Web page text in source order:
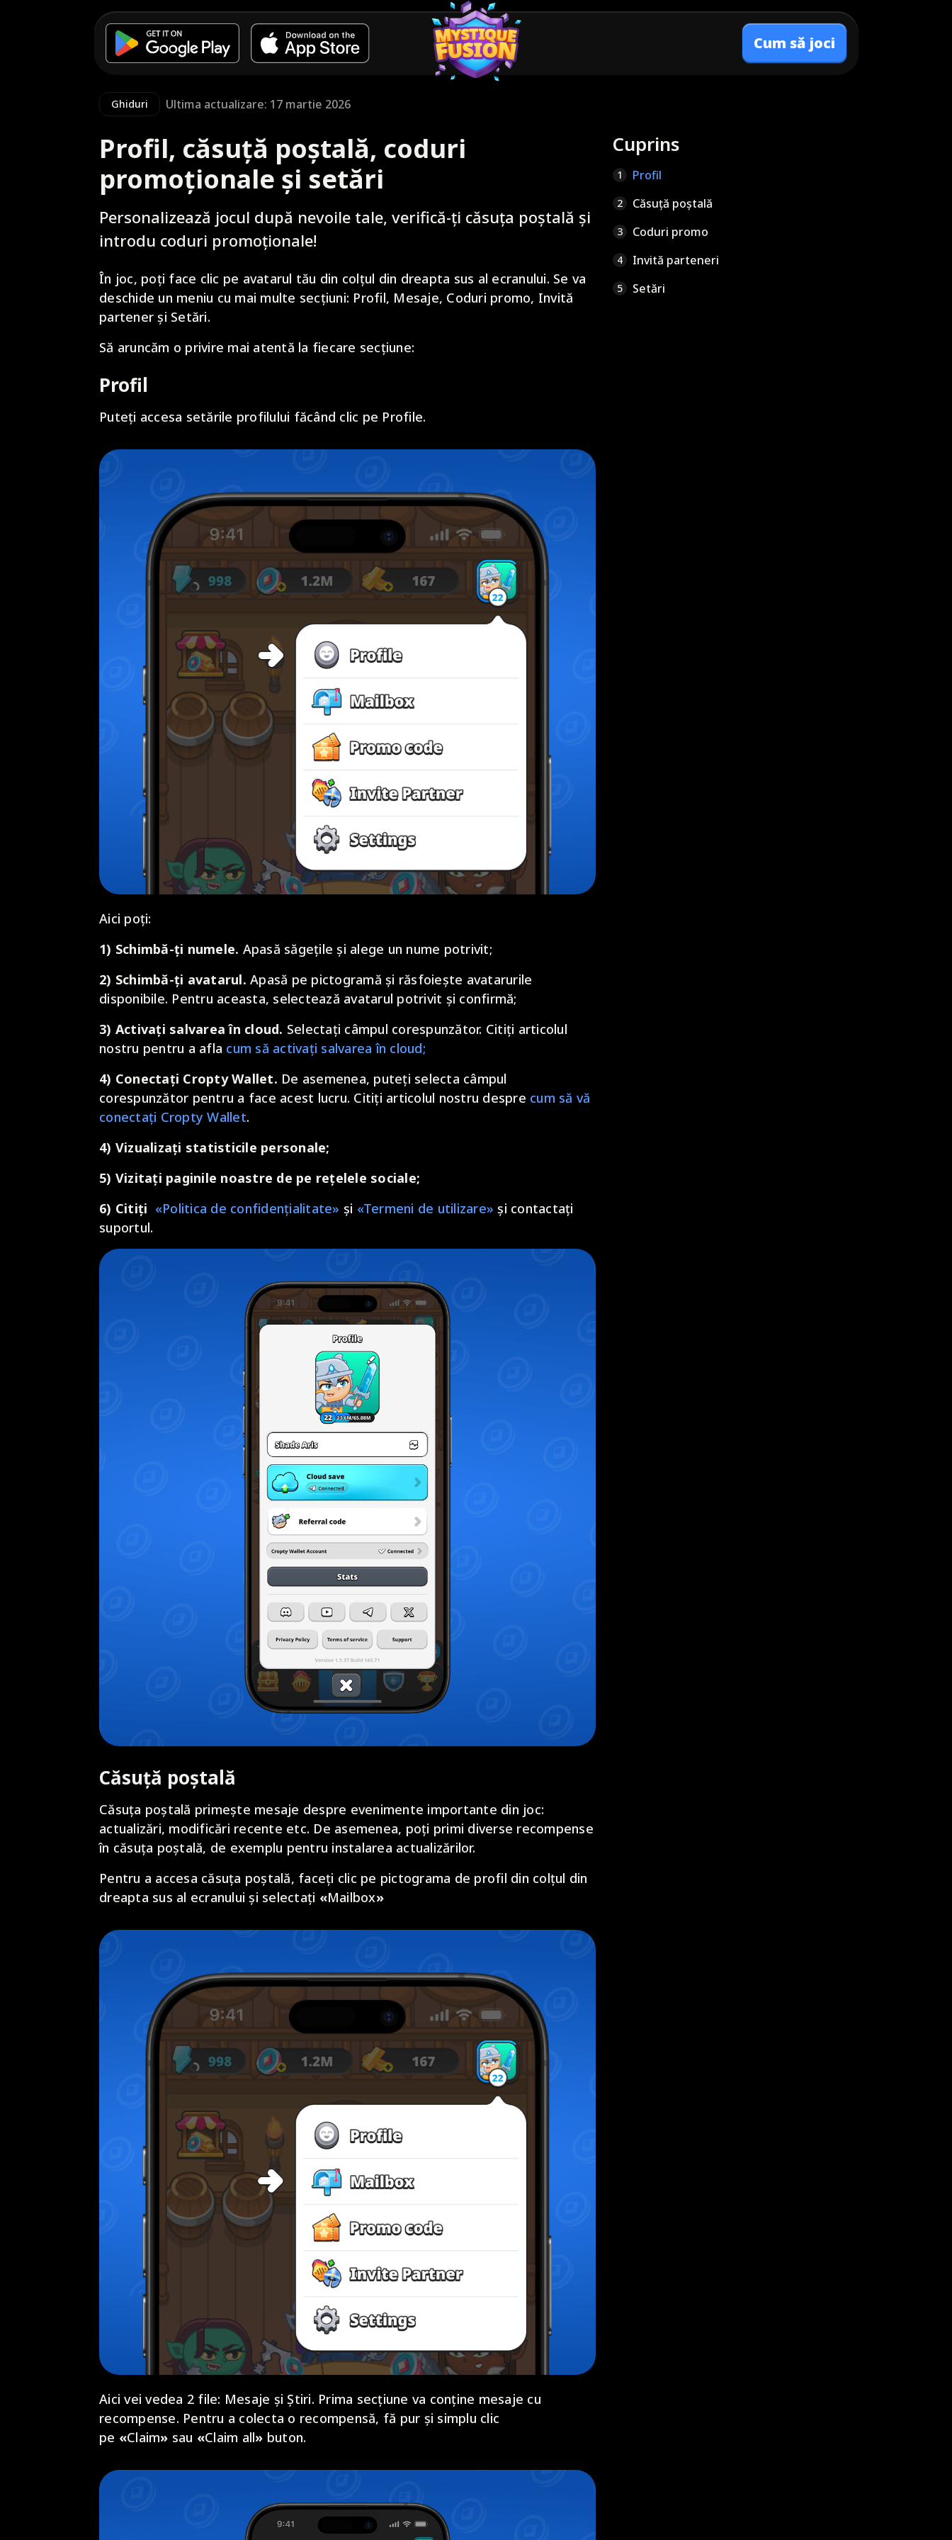
Cum să joci
Ghiduri Ultima actualizare: 17 martie 2026
Profil, căsuță poștală, coduri
promoționale și setări
Personalizează jocul după nevoile tale, verifică-ți căsuța poștală și
introdu coduri promoționale!
În joc, poți face clic pe avatarul tău din colțul din dreapta sus al ecranului. Se va
deschide un meniu cu mai multe secțiuni: Profil, Mesaje, Coduri promo, Invită
partener și Setări.
Să aruncăm o privire mai atentă la fiecare secțiune:
Profil
Puteți accesa setările profilului făcând clic pe Profile.
Aici poți:
1) Schimbă-ți numele. Apasă săgețile și alege un nume potrivit;
2) Schimbă-ți avatarul. Apasă pe pictogramă și răsfoiește avatarurile
disponibile. Pentru aceasta, selectează avatarul potrivit și confirmă;
3) Activați salvarea în cloud. Selectați câmpul corespunzător. Citiți articolul
nostru pentru a afla cum să activați salvarea în cloud;
4) Conectați Cropty Wallet. De asemenea, puteți selecta câmpul
corespunzător pentru a face acest lucru. Citiți articolul nostru despre cum să vă
conectați Cropty Wallet.
4) Vizualizați statisticile personale;
5) Vizitați paginile noastre de pe rețelele sociale;
6) Citiți «Politica de confidențialitate» și «Termeni de utilizare» și contactați
suportul.
Căsuță poștală
Căsuța poștală primește mesaje despre evenimente importante din joc:
actualizări, modificări recente etc. De asemenea, poți primi diverse recompense
în căsuța poștală, de exemplu pentru instalarea actualizărilor.
Pentru a accesa căsuța poștală, faceți clic pe pictograma de profil din colțul din
dreapta sus al ecranului și selectați «Mailbox»
Aici vei vedea 2 file: Mesaje și Știri. Prima secțiune va conține mesaje cu
recompense. Pentru a colecta o recompensă, fă pur și simplu clic
pe «Claim» sau «Claim all» buton.
Cuprins
1 Profil
2 Căsuță poștală
3 Coduri promo
4 Invită parteneri
5 Setări